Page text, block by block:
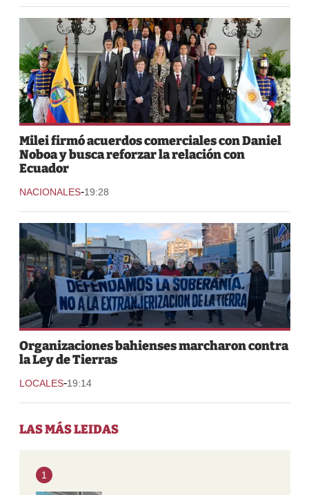
Milei firmó acuerdos comerciales con Daniel
Noboa y busca reforzar la relación con
Ecuador
NACIONALES-19:28
Organizaciones bahienses marcharon contra
la Ley de Tierras
LOCALES-19:14
LAS MÁS LEIDAS
1